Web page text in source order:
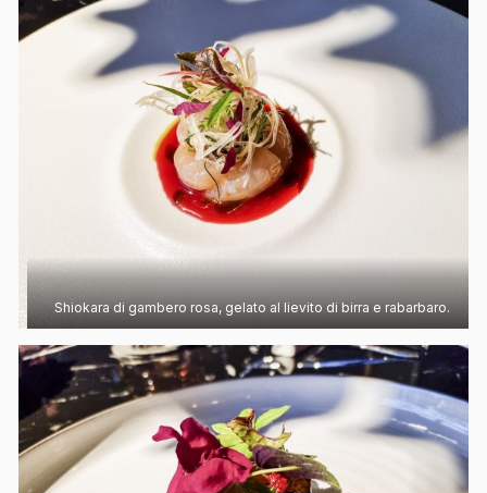
Shiokara di gambero rosa, gelato al lievito di birra e rabarbaro.